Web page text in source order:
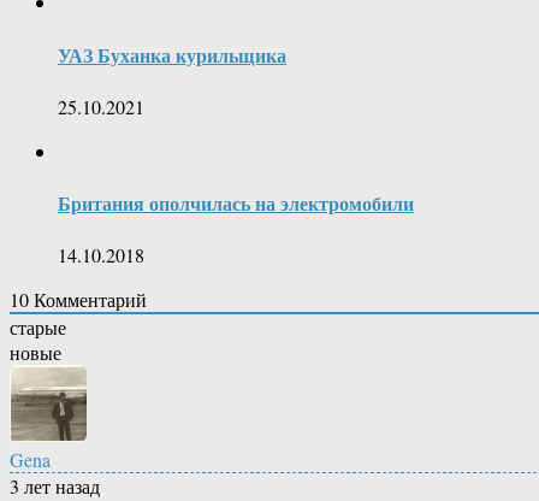
УАЗ Буханка курильщика
25.10.2021
Британия ополчилась на электромобили
14.10.2018
10Комментарий
старые
новые
Gena
3 лет назад